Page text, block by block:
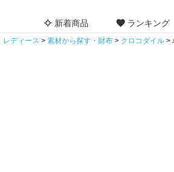
新着商品 ランキング
レディース 素材から探す・財布 クロコダイル